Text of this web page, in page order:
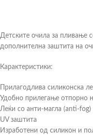
Детските очила за пливање
дополнителна заштита на
Карактеристики:
Прилагодлива силиконска
Удобно прилегање отпорно
Леќи со анти-магла (anti-fog)
UV заштита
Изработени од силикон и